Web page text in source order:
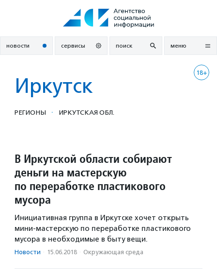
новости сервисы поиск меню
18+
Иркутск
РЕГИОНЫ · ИРКУТСКАЯ ОБЛ.
В Иркутской области собирают
деньги на мастерскую
по переработке пластикового
мусора
Инициативная группа в Иркутске хочет открыть
мини-мастерскую по переработке пластикового
мусора в необходимые в быту вещи.
Новости · 15.06.2018 · Окружающая среда